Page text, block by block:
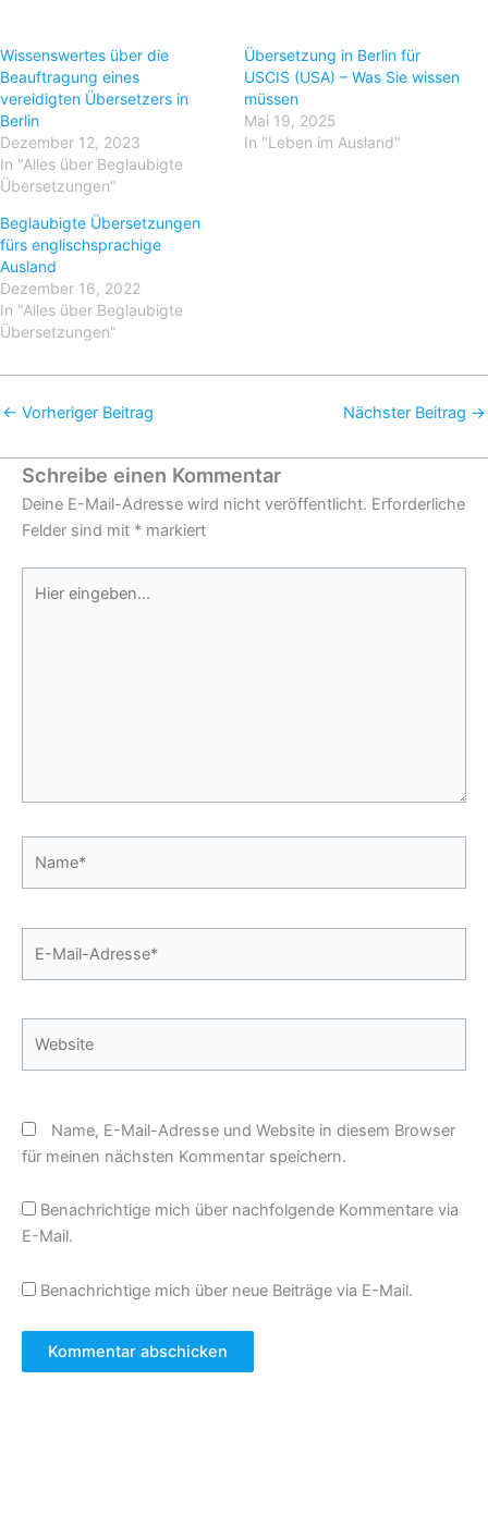
Wissenswertes über die
Beauftragung eines
vereidigten Übersetzers in
Berlin
Dezember 12, 2023
In "Alles über Beglaubigte
Übersetzungen"
Übersetzung in Berlin für
USCIS (USA) – Was Sie wissen
müssen
Mai 19, 2025
In "Leben im Ausland"
Beglaubigte Übersetzungen
fürs englischsprachige
Ausland
Dezember 16, 2022
In "Alles über Beglaubigte
Übersetzungen"
← Vorheriger Beitrag Nächster Beitrag →
Schreibe einen Kommentar
Deine E-Mail-Adresse wird nicht veröffentlicht. Erforderliche
Felder sind mit * markiert
eingeben…
Mail-
Name, E-Mail-Adresse und Website in diesem Browser
für meinen nächsten Kommentar speichern.
Benachrichtige mich über nachfolgende Kommentare via
E-Mail.
Benachrichtige mich über neue Beiträge via E-Mail.